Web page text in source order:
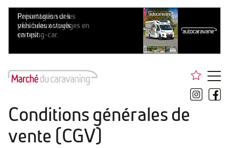
Conditions générales de
vente (CGV)